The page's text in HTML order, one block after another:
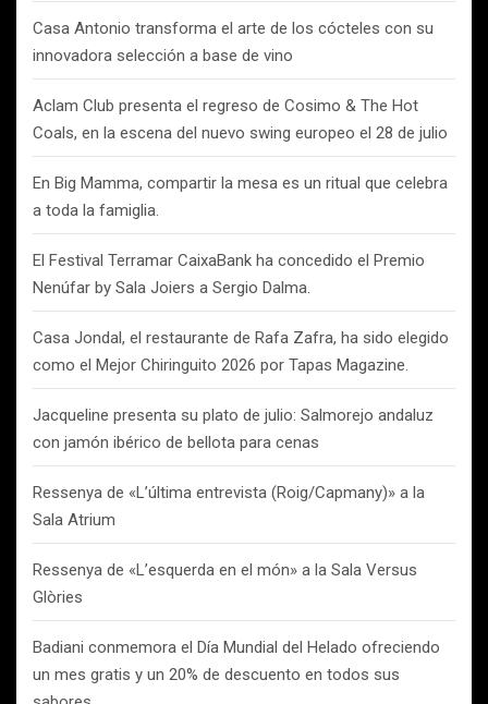
Casa Antonio transforma el arte de los cócteles con su
innovadora selección a base de vino
Aclam Club presenta el regreso de Cosimo & The Hot
Coals, en la escena del nuevo swing europeo el 28 de julio
En Big Mamma, compartir la mesa es un ritual que celebra
a toda la famiglia.
El Festival Terramar CaixaBank ha concedido el Premio
Nenúfar by Sala Joiers a Sergio Dalma.
Casa Jondal, el restaurante de Rafa Zafra, ha sido elegido
como el Mejor Chiringuito 2026 por Tapas Magazine.
Jacqueline presenta su plato de julio: Salmorejo andaluz
con jamón ibérico de bellota para cenas
Ressenya de «L’última entrevista (Roig/Capmany)» a la
Sala Atrium
Ressenya de «L’esquerda en el món» a la Sala Versus
Glòries
Badiani conmemora el Día Mundial del Helado ofreciendo
un mes gratis y un 20% de descuento en todos sus